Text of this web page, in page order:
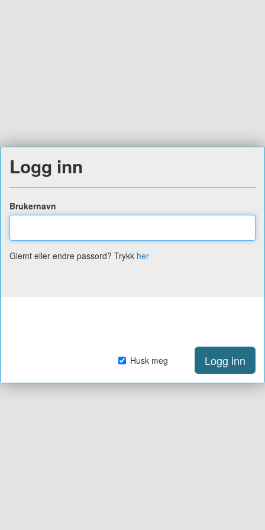
Logg inn
Brukernavn
Glemt eller endre passord? Trykk her
Husk meg Logg inn